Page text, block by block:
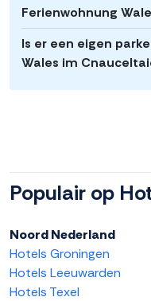
Ferienwohnung
Is er een eigen
Wales im
Populair op
Noord Nederland
Hotels Groningen
Hotels Leeuwarden
Hotels Texel